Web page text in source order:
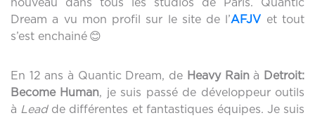
Dream a vu mon profil sur le site de l’AFJV et tout
s’est enchainé 😊
En 12 ans à Quantic Dream, de Heavy Rainà Detroit:
Become Human, je suis passé de développeur outils
à Leadde différentes et fantastiques équipes. Je suis